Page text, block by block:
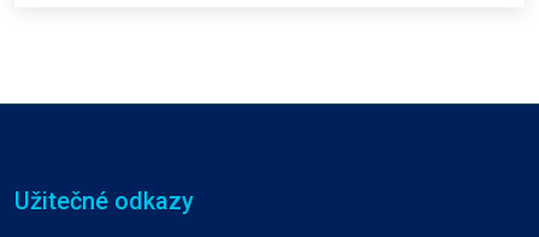
Užitečné odkazy